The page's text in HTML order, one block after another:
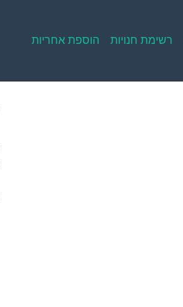
רשימת חנויות הוספת אחריות